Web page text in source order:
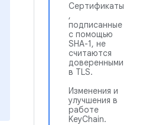
Сертификаты
,
подписанные
с помощью
SHA-1, не
считаются
доверенными
в TLS.
Изменения и
улучшения в
работе
KeyChain.